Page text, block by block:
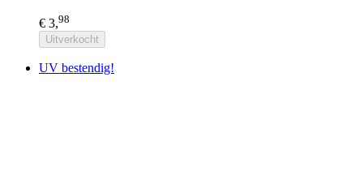
€ 3,98
Uitverkocht
UV bestendig!